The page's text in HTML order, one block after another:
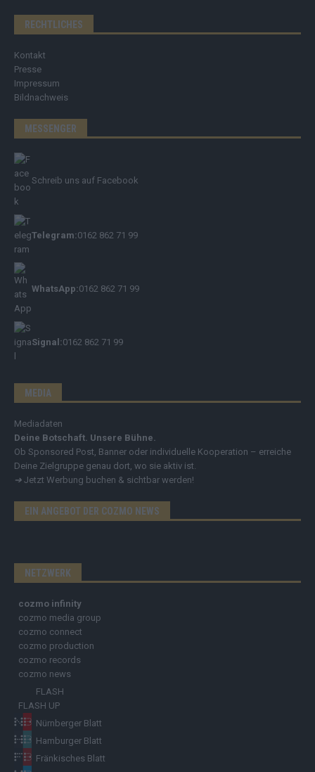
RECHTLICHES
Kontakt
Presse
Impressum
Bildnachweis
MESSENGER
Schreib uns auf Facebook
Telegram:0162 862 71 99
WhatsApp:0162 862 71 99
Signal:0162 862 71 99
MEDIA
Mediadaten
Deine Botschaft. Unsere Bühne.
Ob Sponsored Post, Banner oder individuelle Kooperation – erreiche
Deine Zielgruppe genau dort, wo sie aktiv ist.
➔ Jetzt Werbung buchen & sichtbar werden!
EIN ANGEBOT DER COZMO NEWS
NETZWERK
cozmo infinity
cozmo media group
cozmo connect
cozmo production
cozmo records
cozmo news
FLASH
FLASH UP
Nürnberger Blatt
Hamburger Blatt
Fränkisches Blatt